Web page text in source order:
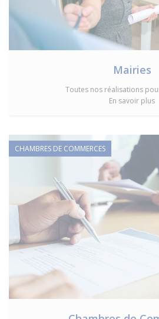
Mairies
Toutes nos réalisations
En savoir plus
CHAMBRES DE COMMERCES